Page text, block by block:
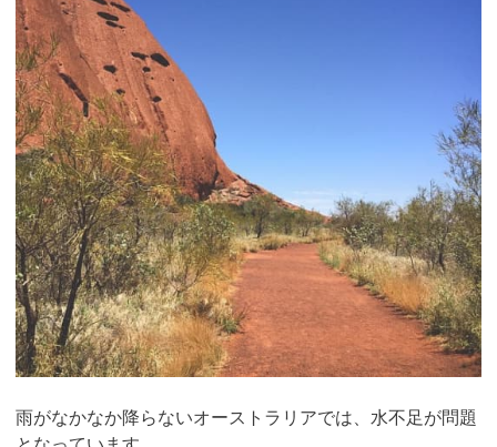
雨がなかなか降らないオーストラリアでは、水不足が問題